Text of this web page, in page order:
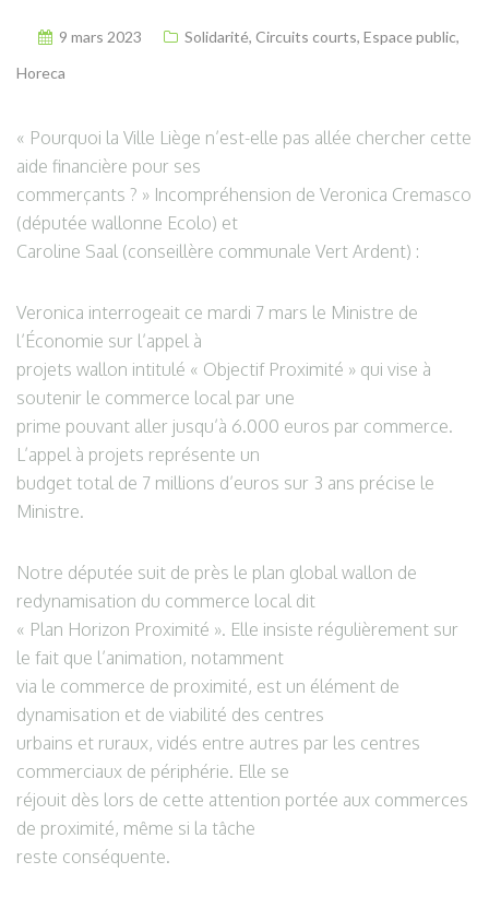
9 mars 2023 Solidarité, Circuits courts, Espace public,
Horeca
« Pourquoi la Ville Liège n’est-elle pas allée chercher cette
aide financière pour ses
commerçants ? » Incompréhension de Veronica Cremasco
(députée wallonne Ecolo) et
Caroline Saal (conseillère communale Vert Ardent) :
Veronica interrogeait ce mardi 7 mars le Ministre de
l’Économie sur l’appel à
projets wallon intitulé « Objectif Proximité » qui vise à
soutenir le commerce local par une
prime pouvant aller jusqu’à 6.000 euros par commerce.
L’appel à projets représente un
budget total de 7 millions d’euros sur 3 ans précise le
Ministre.
Notre députée suit de près le plan global wallon de
redynamisation du commerce local dit
« Plan Horizon Proximité ». Elle insiste régulièrement sur
le fait que l’animation, notamment
via le commerce de proximité, est un élément de
dynamisation et de viabilité des centres
urbains et ruraux, vidés entre autres par les centres
commerciaux de périphérie. Elle se
réjouit dès lors de cette attention portée aux commerces
de proximité, même si la tâche
reste conséquente.